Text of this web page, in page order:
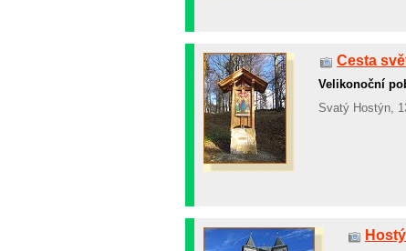
Cesta
Velikonoční
Svatý Hostýn,